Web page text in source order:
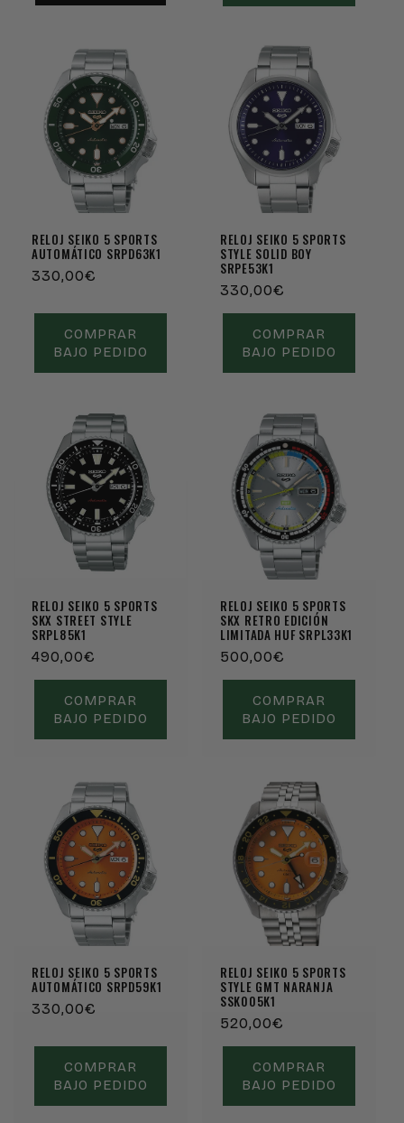
RELOJ SEIKO 5 SPORTS
AUTOMÁTICO SRPD63K1
Precio
330,00€
COMPRAR
BAJO PEDIDO
RELOJ SEIKO 5 SPORTS
STYLE SOLID BOY
SRPE53K1
Precio
habitual
330,00€
COMPRAR
BAJO PEDIDO
RELOJ SEIKO 5 SPORTS
SKX STREET STYLE
SRPL85K1
Precio
habitual
490,00€
COMPRAR
BAJO PEDIDO
RELOJ SEIKO 5 SPORTS
SKX RETRO EDICIÓN
LIMITADA HUF SRPL33K1
Precio
habitual
500,00€
COMPRAR
BAJO PEDIDO
RELOJ SEIKO 5 SPORTS
AUTOMÁTICO SRPD59K1
Precio
330,00€
COMPRAR
BAJO PEDIDO
RELOJ SEIKO 5 SPORTS
STYLE GMT NARANJA
SSK005K1
Precio
habitual
520,00€
COMPRAR
BAJO PEDIDO